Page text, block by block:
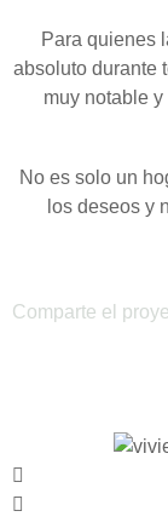
Para quienes
absoluto durante
muy notable
No es solo un
los deseos y
Comparte el